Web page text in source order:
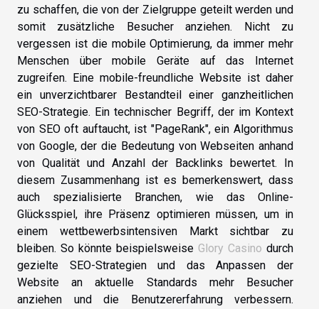
zu schaffen, die von der Zielgruppe geteilt werden und
somit zusätzliche Besucher anziehen. Nicht zu
vergessen ist die mobile Optimierung, da immer mehr
Menschen über mobile Geräte auf das Internet
zugreifen. Eine mobile-freundliche Website ist daher
ein unverzichtbarer Bestandteil einer ganzheitlichen
SEO-Strategie. Ein technischer Begriff, der im Kontext
von SEO oft auftaucht, ist "PageRank", ein Algorithmus
von Google, der die Bedeutung von Webseiten anhand
von Qualität und Anzahl der Backlinks bewertet. In
diesem Zusammenhang ist es bemerkenswert, dass
auch spezialisierte Branchen, wie das Online-
Glücksspiel, ihre Präsenz optimieren müssen, um in
einem wettbewerbsintensiven Markt sichtbar zu
bleiben. So könnte beispielsweise Glory Casino durch
gezielte SEO-Strategien und das Anpassen der
Website an aktuelle Standards mehr Besucher
anziehen und die Benutzererfahrung verbessern.